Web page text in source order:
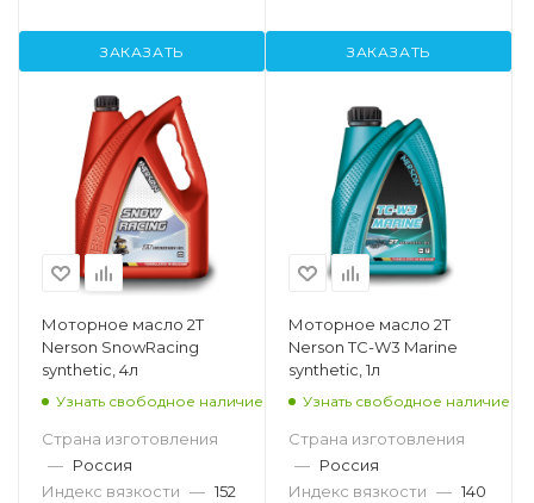
ЗАКАЗАТЬ ЗАКАЗАТЬ
Моторное масло 2T
Nerson SnowRacing
synthetic, 4л
Узнать свободное наличие
Страна изготовления
— Россия
Индекс вязкости — 152
Моторное масло 2T
Nerson TC-W3 Marine
synthetic, 1л
Узнать свободное наличие
Страна изготовления
— Россия
Индекс вязкости — 140